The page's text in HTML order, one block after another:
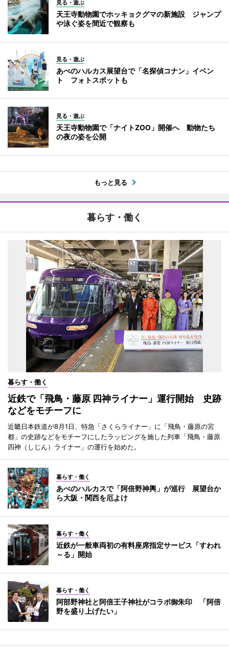
見る・遊ぶ
天王寺動物園でホッキョクグマの新施設 ジャンプ
や泳ぐ姿を間近で観察も
見る・遊ぶ
あべのハルカス展望台で「名探偵コナン」イベン
ト フォトスポットも
見る・遊ぶ
天王寺動物園で「ナイトZOO」開催へ 動物たち
の夜の姿を公開
もっと見る
暮らす・働く
暮らす・働く
近鉄で「飛鳥・藤原 四神ライナー」運行開始 史跡
などをモチーフに
近畿日本鉄道が8月1日、特急「さくらライナー」に「飛鳥・藤原の宮
都」の史跡などをモチーフにしたラッピングを施した列車「飛鳥・藤原
四神（しじん）ライナー」の運行を始めた。
暮らす・働く
あべのハルカスで「阿倍野神輿」が巡行 展望台か
ら大阪・関西を厄よけ
暮らす・働く
近鉄が一般車両初の有料座席指定サービス「すわれ
～る」開始
暮らす・働く
阿部野神社と阿倍王子神社がコラボ御朱印 「阿倍
野を盛り上げたい」